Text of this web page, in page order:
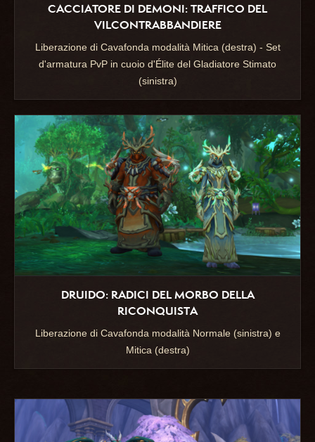
CACCIATORE DI DEMONI: TRAFFICO DEL
VILCONTRABBANDIERE
Liberazione di Cavafonda modalità Mitica (destra) - Set
d'armatura PvP in cuoio d'Élite del Gladiatore Stimato
(sinistra)
DRUIDO: RADICI DEL MORBO DELLA
RICONQUISTA
Liberazione di Cavafonda modalità Normale (sinistra) e
Mitica (destra)